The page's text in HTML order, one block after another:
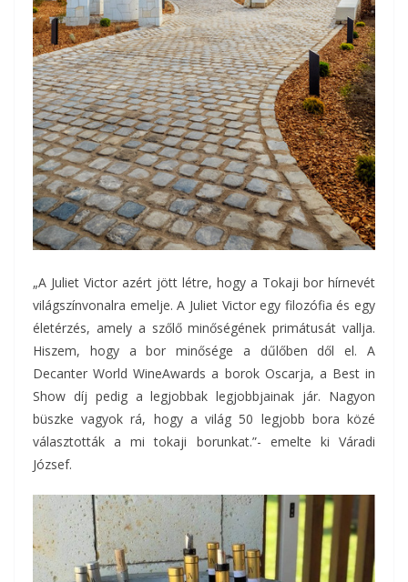
„A Juliet Victor azért jött létre, hogy a Tokaji bor hírnevét
világszínvonalra emelje. A Juliet Victor egy filozófia és egy
életérzés, amely a szőlő minőségének primátusát vallja.
Hiszem, hogy a bor minősége a dűlőben dől el. A
Decanter World WineAwards a borok Oscarja, a Best in
Show díj pedig a legjobbak legjobbjainak jár. Nagyon
büszke vagyok rá, hogy a világ 50 legjobb bora közé
választották a mi tokaji borunkat.”- emelte ki Váradi
József.